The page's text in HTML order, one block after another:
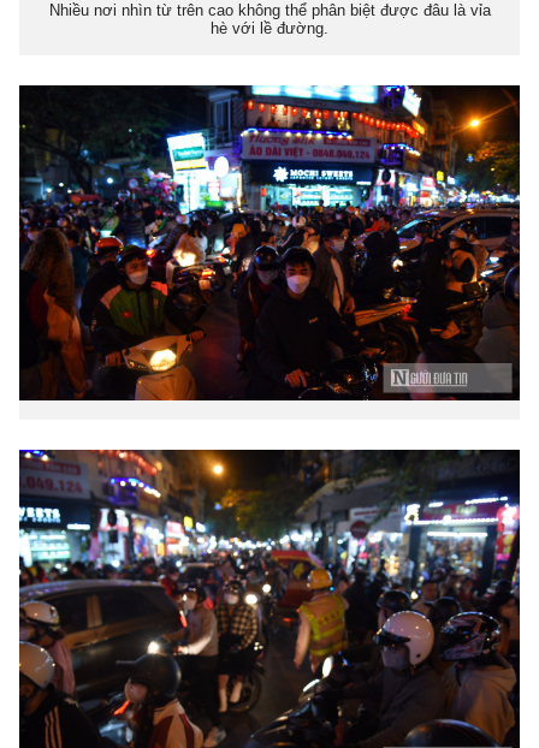
Nhiều nơi nhìn từ trên cao không thể phân biệt được đâu là vỉa
hè với lề đường.